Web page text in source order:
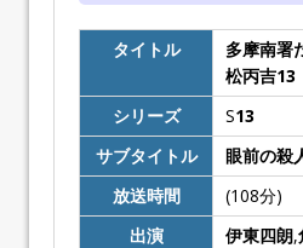
タイトル
多摩南署
松丙吉13
シリーズ
S13
サブタイトル
眼前の殺
放送時間
(108分)
出演
伊東四朗,